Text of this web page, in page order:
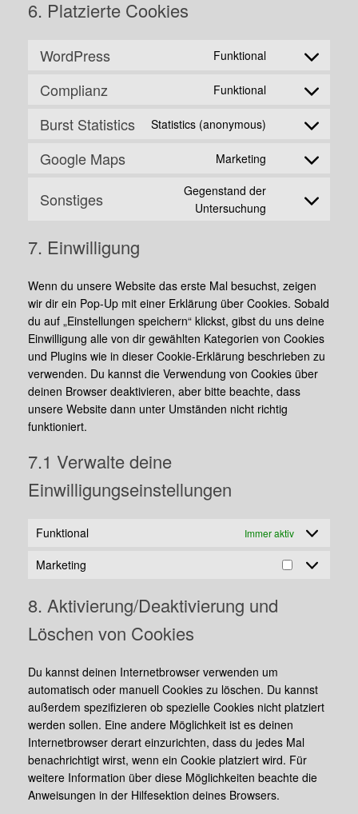
6. Platzierte Cookies
WordPress Funktional
Consent
service
Complianz Funktional
Consent
service
Burst Statistics Statistics (anonymous)
Consent
service
statistics
Google Maps Marketing
Consent
service
Sonstiges
Gegenstand der
Untersuchung
Consent
7. Einwilligung
Wenn du unsere Website das erste Mal besuchst, zeigen
wir dir ein Pop-Up mit einer Erklärung über Cookies. Sobald
du auf „Einstellungen speichern“ klickst, gibst du uns deine
Einwilligung alle von dir gewählten Kategorien von Cookies
und Plugins wie in dieser Cookie-Erklärung beschrieben zu
verwenden. Du kannst die Verwendung von Cookies über
deinen Browser deaktivieren, aber bitte beachte, dass
unsere Website dann unter Umständen nicht richtig
funktioniert.
7.1 Verwalte deine
Einwilligungseinstellungen
Funktional Immer aktiv
Marketing Marketing
8. Aktivierung/Deaktivierung und
Löschen von Cookies
Du kannst deinen Internetbrowser verwenden um
automatisch oder manuell Cookies zu löschen. Du kannst
außerdem spezifizieren ob spezielle Cookies nicht platziert
werden sollen. Eine andere Möglichkeit ist es deinen
Internetbrowser derart einzurichten, dass du jedes Mal
benachrichtigt wirst, wenn ein Cookie platziert wird. Für
weitere Information über diese Möglichkeiten beachte die
Anweisungen in der Hilfesektion deines Browsers.